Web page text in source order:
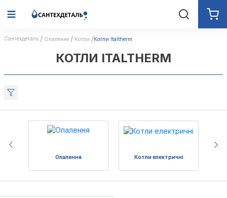
Сантехдеталь Опалення Котли Котли Italtherm
КОТЛИ ITALTHERM
Опалення Котли електричні